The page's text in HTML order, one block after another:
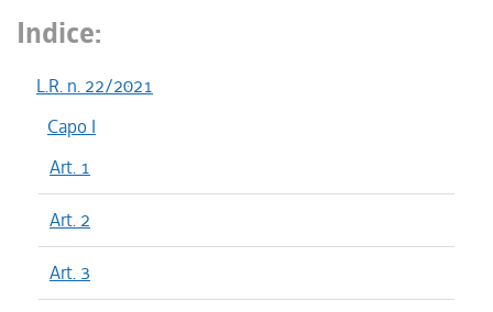
Indice:
L.R. n. 22/2021
Capo I
Art. 1
Art. 2
Art. 3